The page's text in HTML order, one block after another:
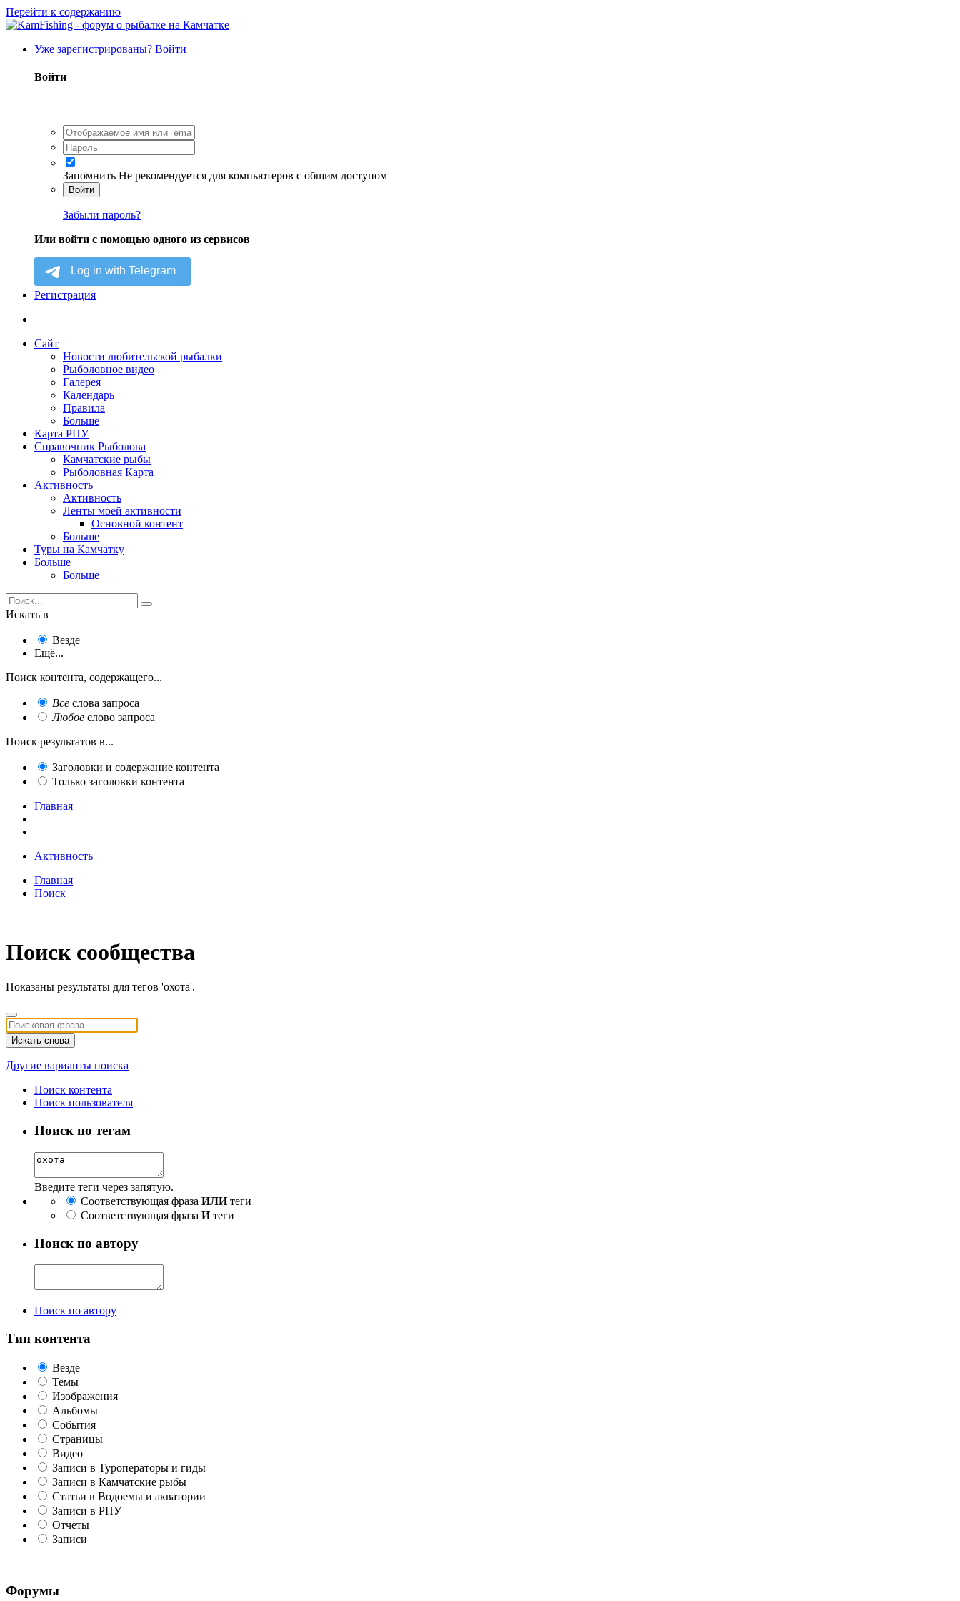
Перейти к содержанию
Уже зарегистрированы? Войти
Войти
Запомнить Не рекомендуется для компьютеров с общим доступом
Войти
Забыли пароль?
Или войти с помощью одного из сервисов
Регистрация
Сайт
Новости любительской рыбалки
Рыболовное видео
Галерея
Календарь
Правила
Больше
Карта РПУ
Справочник Рыболова
Камчатские рыбы
Рыболовная Карта
Активность
Активность
Ленты моей активности
Основной контент
Больше
Туры на Камчатку
Больше
Больше
Искать в
Везде
Ещё...
Поиск контента, содержащего...
Все слова запроса
Любое слово запроса
Поиск результатов в...
Заголовки и содержание контента
Только заголовки контента
Главная
Активность
Главная
Поиск
Поиск сообщества
Показаны результаты для тегов 'охота'.
Искать снова
Другие варианты поиска
Поиск контента
Поиск пользователя
Поиск по тегам
Введите теги через запятую.
Соответствующая фраза ИЛИтеги
Соответствующая фраза Итеги
Поиск по автору
Поиск по автору
Тип контента
Везде
Темы
Изображения
Альбомы
События
Страницы
Видео
Записи в Туроператоры и гиды
Записи в Камчатские рыбы
Статьи в Водоемы и акватории
Записи в РПУ
Отчеты
Записи
Форумы